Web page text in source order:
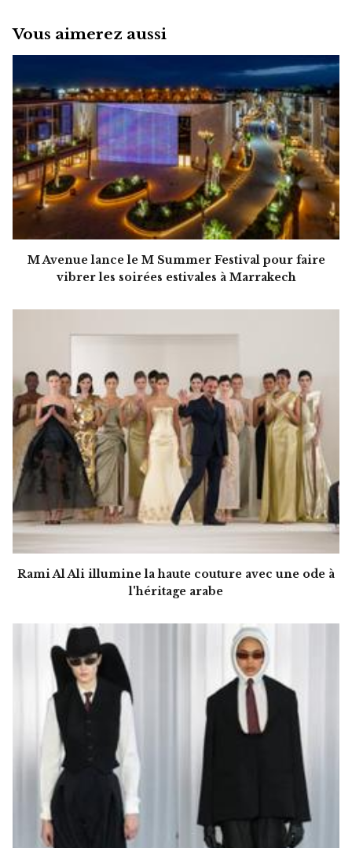
Vous aimerez aussi
M Avenue lance le M Summer Festival pour faire
vibrer les soirées estivales à Marrakech
Rami Al Ali illumine la haute couture avec une ode à
l'héritage arabe